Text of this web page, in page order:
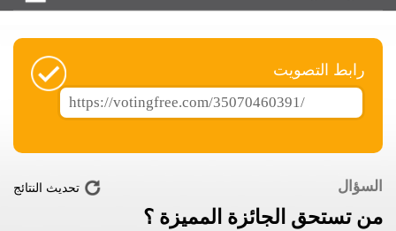
فوتنج فري موقع تصويت مجاني
رابط التصويت
السؤال
من تستحق الجائزة المميزة ؟
تحديث النتائج